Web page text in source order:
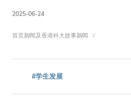
2025-06-24
面
包
首页新闻及香港科大故事新闻
#学生发展